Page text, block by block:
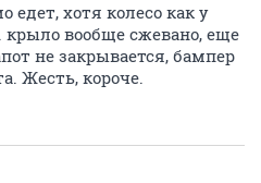
едет, хотя колесо как у
вообще сжевано, еще
не закрывается, бампер
Жесть, короче.